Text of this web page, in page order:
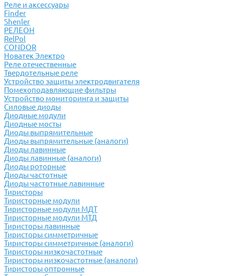
Реле и аксессуары
Finder
Shenler
РЕЛЕОН
RelPol
CONDOR
Новатек Электро
Реле отечественные
Твердотельные реле
Устройство защиты электродвигателя
Помехоподавляющие фильтры
Устройство мониторинга и защиты
Силовые диоды
Диодные модули
Диодные мосты
Диоды выпрямительные
Диоды выпрямительные (аналоги)
Диоды лавинные
Диоды лавинные (аналоги)
Диоды роторные
Диоды частотные
Диоды частотные лавинные
Тиристоры
Тиристорные модули
Тиристорные модули МДТ
Тиристорные модули МТД
Тиристоры лавинные
Тиристоры симметричные
Тиристоры симметричные (аналоги)
Тиристоры низкочастотные
Тиристоры низкочастотные (аналоги)
Тиристоры оптронные